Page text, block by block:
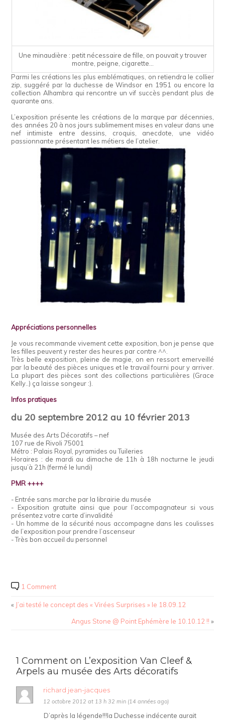
Une minaudière : petit nécessaire de fille, on pouvait y trouver
montre, peigne, cigarette…
Parmi les créations les plus emblématiques, on retiendra le collier
zip, suggéré par la duchesse de Windsor en 1951 ou encore la
collection Alhambra qui rencontre un vif succès pendant plus de
quarante ans.
L’exposition présente les créations de la marque par décennies,
des années 20 à nos jours sublimement mises en valeur dans une
nef intimiste entre dessins, croquis, anecdote, une vidéo
passionnante présentant les métiers de l’atelier.
Appréciations personnelles
Je vous recommande vivement cette exposition, bon je pense que
les filles peuvent y rester des heures par contre ^^.
Très belle exposition, pleine de magie, on en ressort emerveillé
par la beauté des pièces uniques et le travail fourni pour y arriver.
La plupart des pièces sont des collections particulières (Grace
Kelly..) ça laisse songeur :).
Infos pratiques
du 20 septembre 2012 au 10 février 2013
Musée des Arts Décoratifs – nef
107 rue de Rivoli 75001
Métro : Palais Royal, pyramides ou Tuileries
Horaires : de mardi au dimache de 11h à 18h nocturne le jeudi
jusqu’à 21h (fermé le lundi)
PMR ++++
- Entrée sans marche par la librairie du musée
- Exposition gratuite ainsi que pour l’accompagnateur si vous
présentez votre carte d’invalidité
- Un homme de la sécurité nous accompagne dans les coulisses
de l’exposition pour prendre l’ascenseur
- Très bon accueil du personnel
1 Comment
« J’ai testé le concept des « Virées Surprises » le 18.09.12
Angus Stone @ Point Ephémère le 10.10.12 !! »
1 Comment on L’exposition Van Cleef &
Arpels au musée des Arts décoratifs
richard jean-jacques
12 octobre 2012 at 13 h 32 min (14 années ago)
D’après la légende!!!la Duchesse indécente aurait